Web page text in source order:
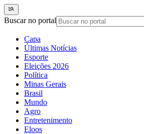
Buscar no portal
Capa
Últimas Notícias
Esporte
Eleições 2026
Política
Minas Gerais
Brasil
Mundo
Agro
Entretenimento
Eloos